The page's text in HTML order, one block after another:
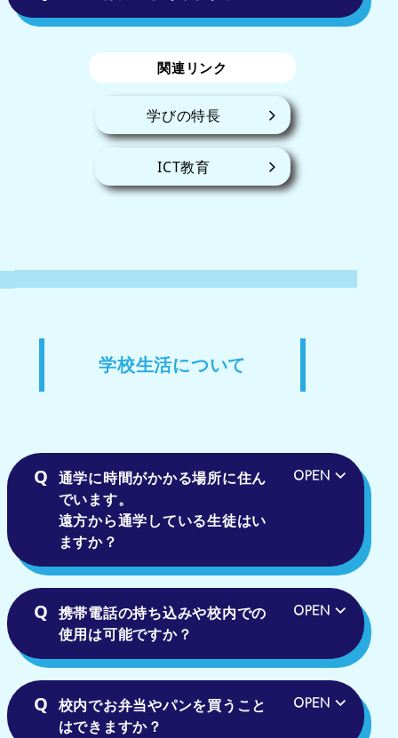
関連リンク
学びの特長
ICT教育
学校生活について
通学に時間がかかる場所に住ん
でいます。
遠方から通学している生徒はい
ますか？
携帯電話の持ち込みや校内での
使用は可能ですか？
校内でお弁当やパンを買うこと
はできますか？